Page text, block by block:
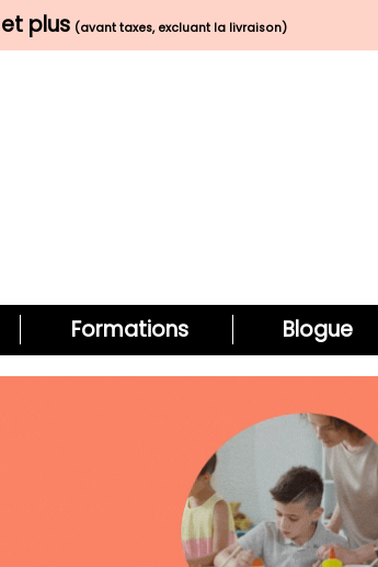
plus (avant taxes, excluant la livraison)
Formations Blogue